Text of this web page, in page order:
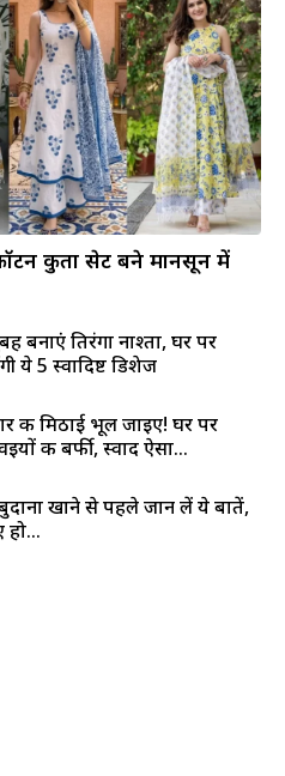
कुर्ता सेट बने मानसून में
बनाएं तिरंगा नाश्ता, घर पर
ये 5 स्वादिष्ट डिशेज
की मिठाई भूल जाइए! घर पर
की बर्फी, स्वाद ऐसा...
खाने से पहले जान लें ये बातें,
हो...